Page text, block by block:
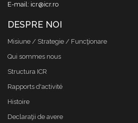
E-mail: icr@icr.ro
DESPRE NOI
Misiune / Strategie / Funcţionare
Qui sommes nous
Structura ICR
Rapports d'activité
Histoire
Declaraţii de avere